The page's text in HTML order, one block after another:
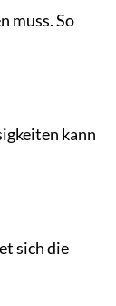
muss. So
kann
sich die